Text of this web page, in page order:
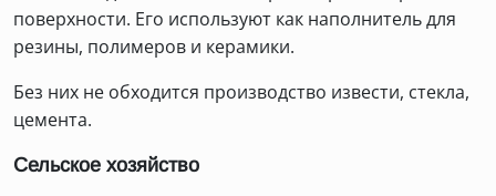
поверхности. Его используют как наполнитель для
резины, полимеров и керамики.
Без них не обходится производство извести, стекла,
цемента.
Сельское хозяйство